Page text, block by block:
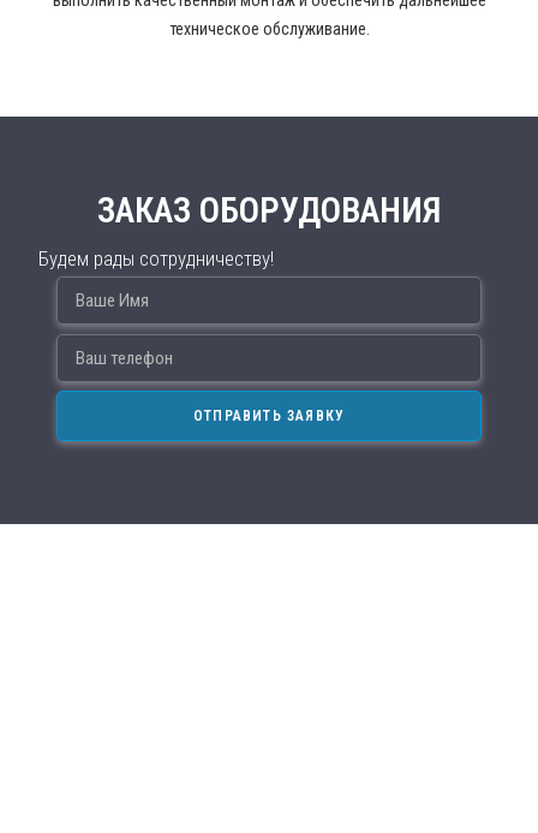
техническое обслуживание.
ЗАКАЗ ОБОРУДОВАНИЯ
Будем рады сотрудничеству!